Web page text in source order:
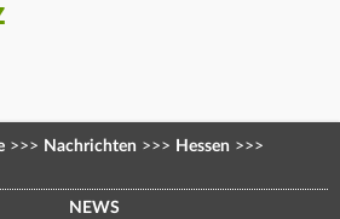
>>> Nachrichten >>> Hessen >>>
NEWS